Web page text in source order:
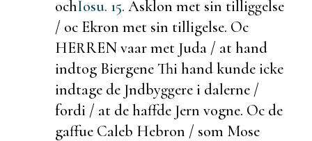
ochIosu. 15. Asklon met sin tilliggelse
/ oc Ekron met sin tilligelse. Oc
HERREN vaar met Juda / at hand
indtog Biergene Thi hand kunde icke
indtage de Jndbyggere i dalerne /
fordi / at de haffde Jern vogne. Oc de
gaffue Caleb Hebron / som Mose